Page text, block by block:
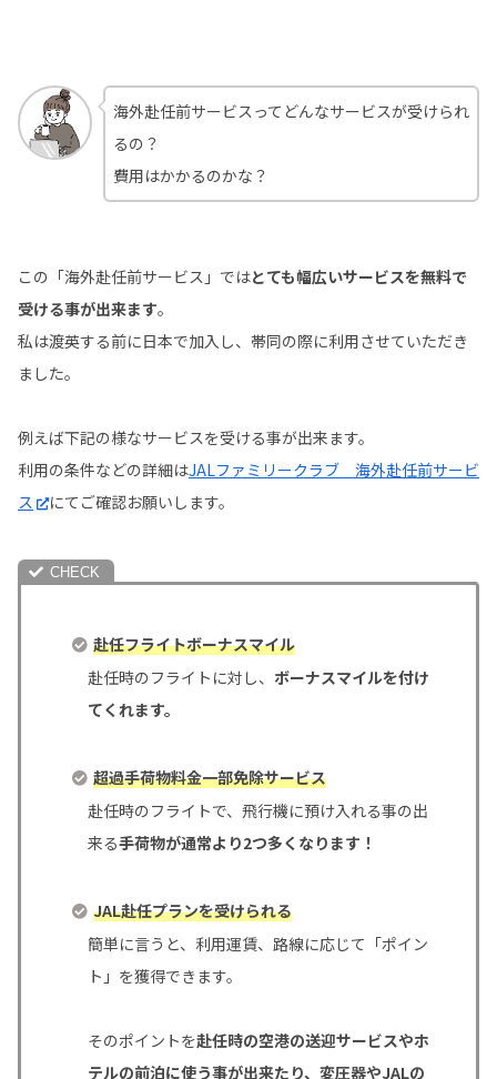
海外赴任前サービスってどんなサービスが受けられ
るの？
費用はかかるのかな？
この「海外赴任前サービス」ではとても幅広いサービスを無料で
受ける事が出来ます。
私は渡英する前に日本で加入し、帯同の際に利用させていただき
ました。
例えば下記の様なサービスを受ける事が出来ます。
利用の条件などの詳細はJALファミリークラブ 海外赴任前サービ
ス
にてご確認お願いします。
赴任フライトボーナスマイル
赴任時のフライトに対し、 ボーナスマイルを付け
てくれます。
超過手荷物料金一部免除サービス
赴任時のフライトで、飛行機に預け入れる事の出
来る手荷物が通常より2つ多くなります！
JAL赴任プランを受けられる
簡単に言うと、利用運賃、路線に応じて「ポイン
ト」を獲得できます。
そのポイントを赴任時の空港の送迎サービスやホ
テルの前泊に使う事が出来たり、変圧器やJALの